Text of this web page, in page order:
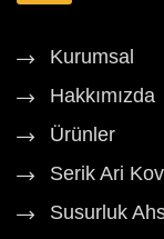
Kurumsal
Hakkımızda
Ürünler
Serik Ari
Susurluk